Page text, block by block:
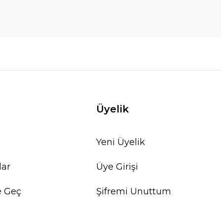
Geç
Üyelik
Yeni Üyelik
Üye Girişi
Şifremi Unuttum